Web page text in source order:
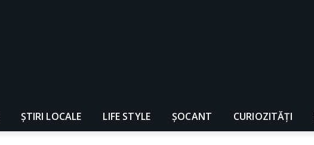
ȘTIRI LOCALE LIFE STYLE ȘOCANT CURIOZITĂȚI